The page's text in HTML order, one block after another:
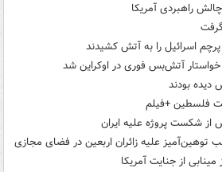
راهبردی آمریکا
گرفت
اسرائیل را به آتش کشیدند
آتش‌بس فوری در اوکراین شد
بودند
فلسطین +فیلم
از شکست پروژه علیه ایران
توهین‌آمیز علیه زائران اربعین در فضای مجازی
از جنایت آمریکا